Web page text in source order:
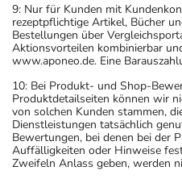
9: Nur für Kunden mit
rezeptpflichtige Artikel, Bücher
Bestellungen über
Aktionsvorteilen kombinierbar
www.aponeo.de. Eine
10: Bei Produkt- und Shop-
Produktdetailseiten können wir
von solchen Kunden stammen,
Dienstleistungen tatsächlich
Bewertungen, bei denen bei der
Auffälligkeiten oder Hinweise
Zweifeln Anlass geben, werden